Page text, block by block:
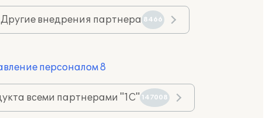
Другие внедрения партнера 8466
персоналом 8
всеми партнерами "1С" 147008